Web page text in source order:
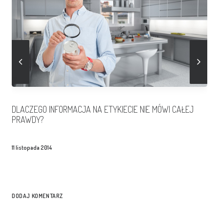
DLACZEGO INFORMACJA NA ETYKIECIE NIE MÓWI CAŁEJ
PRAWDY?
11 listopada 2014
DODAJ KOMENTARZ